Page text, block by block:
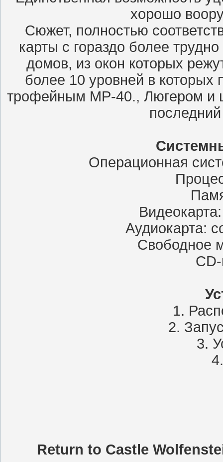
хорошо
Сюжет, полностью
карты с гораздо более
домов, из окон которых
более 10 уровней в которых
трофейным МР-40., Люгером и
Операционная
Аудиокарта:
Свободное
1.
2.
3.
Return to Castle